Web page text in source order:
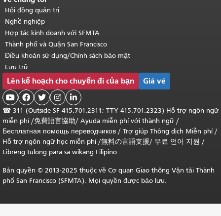
Hội đồng quản trị
Nghề nghiệp
Hợp tác kinh doanh với SFMTA
Thành phố và Quận San Francisco
Điều khoản sử dụng/Chính sách bảo mật
Lưu trữ
Lên kế hoạch cho chuyến đi của bạn Giá vé
    
☎ 311 (Outside SF 415.701.2311; TTY 415.701.2323) Hỗ trợ ngôn ngữ
miễn phí /免費語言協助/ Ayuda miễn phí với thành ngữ /
Бесплатная помощь переводчиков / Trợ giúp Thông dịch Miễn phí/
Hỗ trợ ngôn ngữ học miễn phí/無料の言語支援/ 무료 언어 지원 /
Libreng tulong para sa wikang Filipino
Bản quyền © 2013-2025 thuộc về Cơ quan Giao thông Vận tải Thành
phố San Francisco (SFMTA). Mọi quyền được bảo lưu.